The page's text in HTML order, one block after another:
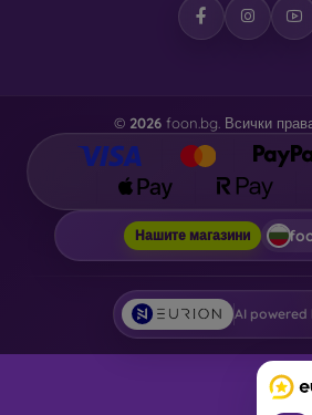
© 2026 foon.bg. Всички
Нашите магазини
AI powered